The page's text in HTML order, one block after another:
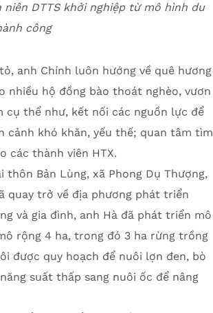
DTTS khởi nghiệp từ mô hình du
công
anh Chính luôn hướng về quê hương
nhiều hộ đồng bào thoát nghèo, vươn
cụ thể như, kết nối các nguồn lực để
cảnh khó khăn, yếu thế; quan tâm tìm
các thành viên HTX.
thôn Bản Lùng, xã Phong Dụ Thượng,
quay trở về địa phương phát triển
và gia đình, anh Hà đã phát triển mô
rộng 4 ha, trong đó 3 ha rừng trồng
được quy hoạch để nuôi lợn đen, bò
suất thấp sang nuôi ốc để nâng